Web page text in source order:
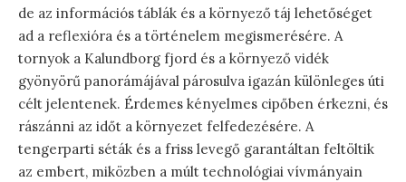
de az információs táblák és a környező táj lehetőséget
ad a reflexióra és a történelem megismerésére. A
tornyok a Kalundborg fjord és a környező vidék
gyönyörű panorámájával párosulva igazán különleges úti
célt jelentenek. Érdemes kényelmes cipőben érkezni, és
rászánni az időt a környezet felfedezésére. A
tengerparti séták és a friss levegő garantáltan feltöltik
az embert, miközben a múlt technológiai vívmányain